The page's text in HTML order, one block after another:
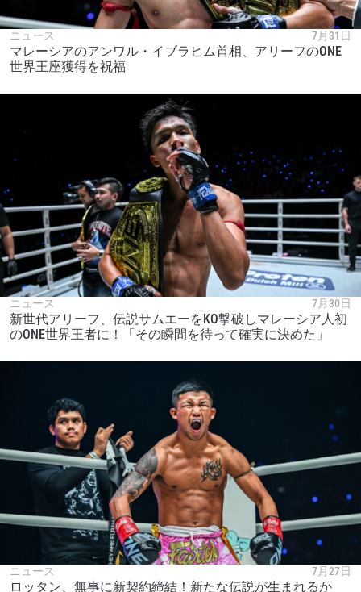
ニュース 7月31日
マレーシアのアンワル・イブラヒム首相、アリーフのONE
世界王座獲得を祝福
ニュース 7月30日
新世代アリーフ、伝説サムエーをKO撃破しマレーシア人初
のONE世界王者に！「その瞬間を待って確実に決めた」
ニュース 7月27日
ロッタン、無事に新契約締結！新たな伝説が生まれるか